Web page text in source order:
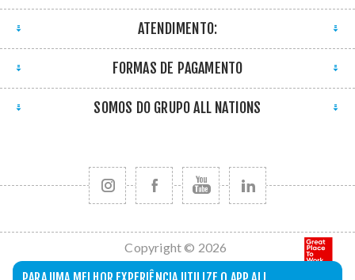
ATENDIMENTO:
FORMAS DE PAGAMENTO
SOMOS DO GRUPO ALL NATIONS
Copyright © 2026
All Nations. Todos